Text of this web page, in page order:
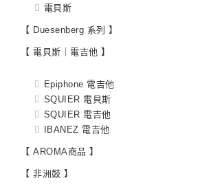
電貝斯
【 Duesenberg 系列 】
【 電貝斯｜電吉他 】
Epiphone 電吉他
SQUIER 電貝斯
SQUIER 電吉他
IBANEZ 電吉他
【 AROMA商品 】
【 非洲鼓 】